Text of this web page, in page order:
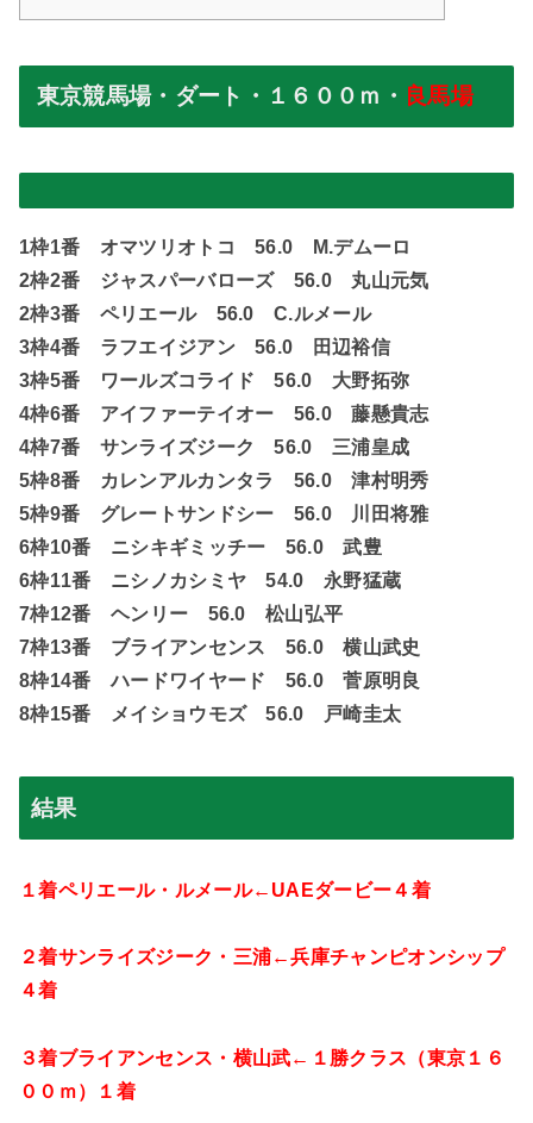
東京競馬場・ダート・１６００ｍ・ 良馬場
1枠1番 オマツリオトコ 56.0 M.デムーロ
2枠2番 ジャスパーバローズ 56.0 丸山元気
2枠3番 ペリエール 56.0 C.ルメール
3枠4番 ラフエイジアン 56.0 田辺裕信
3枠5番 ワールズコライド 56.0 大野拓弥
4枠6番 アイファーテイオー 56.0 藤懸貴志
4枠7番 サンライズジーク 56.0 三浦皇成
5枠8番 カレンアルカンタラ 56.0 津村明秀
5枠9番 グレートサンドシー 56.0 川田将雅
6枠10番 ニシキギミッチー 56.0 武豊
6枠11番 ニシノカシミヤ 54.0 永野猛蔵
7枠12番 ヘンリー 56.0 松山弘平
7枠13番 ブライアンセンス 56.0 横山武史
8枠14番 ハードワイヤード 56.0 菅原明良
8枠15番 メイショウモズ 56.0 戸崎圭太
結果
１着ペリエール・ルメール← UAEダービー４着
２着サンライズジーク・三浦←兵庫チャンピオンシップ
４着
３着ブライアンセンス・横山武←１勝クラス（東京１６
００ｍ）１着